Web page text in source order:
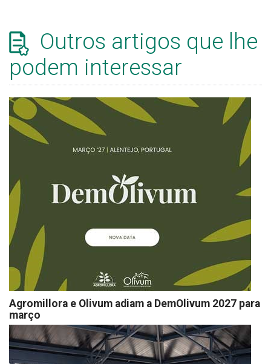
Outros artigos que lhe
podem interessar
Agromillora e Olivum adiam a DemOlivum 2027 para
março